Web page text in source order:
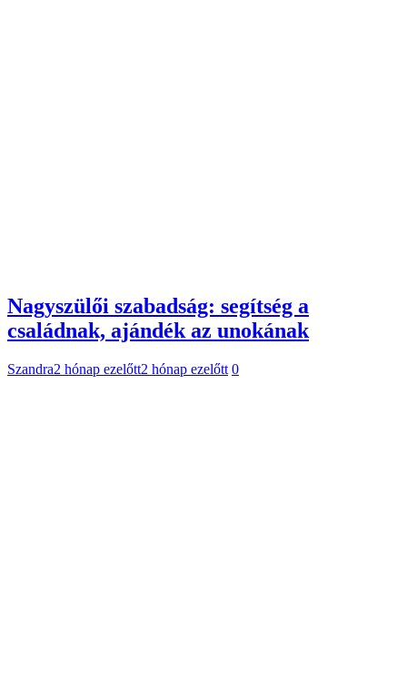
Nagyszülői szabadság: segítség a
családnak, ajándék az unokának
Szandra2 hónap ezelőtt2 hónap ezelőtt 0